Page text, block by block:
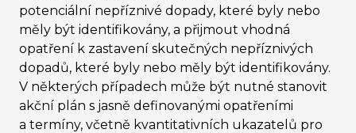
potenciální nepříznivé dopady, které byly nebo
měly být identifikovány, a přijmout vhodná
opatření k zastavení skutečných nepříznivých
dopadů, které byly nebo měly být identifikovány.
V některých případech může být nutné stanovit
akční plán s jasně definovanými opatřeními
a termíny, včetně kvantitativních ukazatelů pro